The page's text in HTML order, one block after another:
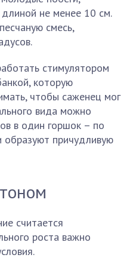
не менее 10 см.
смесь,
стимулятором
которую
чтобы саженец мог
вида можно
в один горшок – по
образуют причудливую
считается
роста важно